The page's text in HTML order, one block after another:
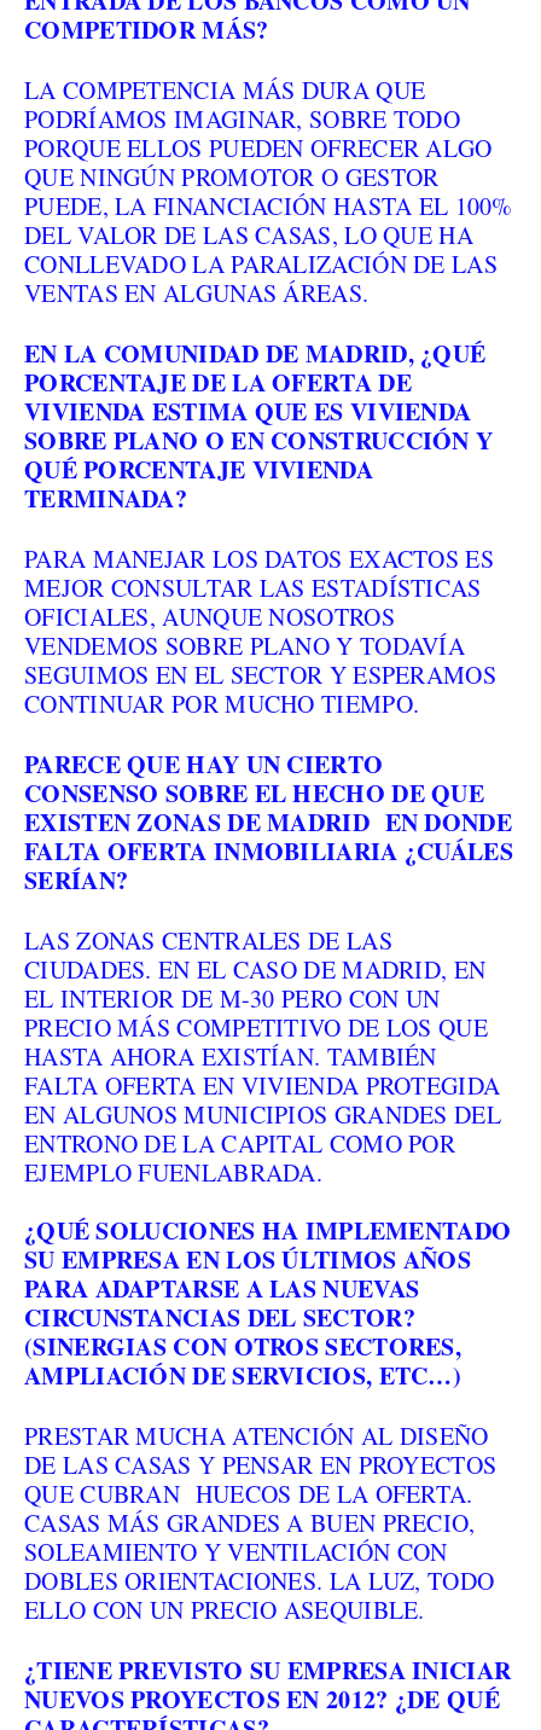
COMPETIDOR MÁS?
LA COMPETENCIA MÁS DURA QUE
PODRÍAMOS IMAGINAR, SOBRE TODO
PORQUE ELLOS PUEDEN OFRECER ALGO
QUE NINGÚN PROMOTOR O GESTOR
PUEDE, LA FINANCIACIÓN HASTA EL 100%
DEL VALOR DE LAS CASAS, LO QUE HA
CONLLEVADO LA PARALIZACIÓN DE LAS
VENTAS EN ALGUNAS ÁREAS.
EN LA COMUNIDAD DE MADRID, ¿QUÉ
PORCENTAJE DE LA OFERTA DE
VIVIENDA ESTIMA QUE ES VIVIENDA
SOBRE PLANO O EN CONSTRUCCIÓN Y
QUÉ PORCENTAJE VIVIENDA
TERMINADA?
PARA MANEJAR LOS DATOS EXACTOS ES
MEJOR CONSULTAR LAS ESTADÍSTICAS
OFICIALES, AUNQUE NOSOTROS
VENDEMOS SOBRE PLANO Y TODAVÍA
SEGUIMOS EN EL SECTOR Y ESPERAMOS
CONTINUAR POR MUCHO TIEMPO.
PARECE QUE HAY UN CIERTO
CONSENSO SOBRE EL HECHO DE QUE
EXISTEN ZONAS DE MADRID EN DONDE
FALTA OFERTA INMOBILIARIA ¿CUÁLES
SERÍAN?
LAS ZONAS CENTRALES DE LAS
CIUDADES. EN EL CASO DE MADRID, EN
EL INTERIOR DE M-30 PERO CON UN
PRECIO MÁS COMPETITIVO DE LOS QUE
HASTA AHORA EXISTÍAN. TAMBIÉN
FALTA OFERTA EN VIVIENDA PROTEGIDA
EN ALGUNOS MUNICIPIOS GRANDES DEL
ENTRONO DE LA CAPITAL COMO POR
EJEMPLO FUENLABRADA.
¿QUÉ SOLUCIONES HA IMPLEMENTADO
SU EMPRESA EN LOS ÚLTIMOS AÑOS
PARA ADAPTARSE A LAS NUEVAS
CIRCUNSTANCIAS DEL SECTOR?
(SINERGIAS CON OTROS SECTORES,
AMPLIACIÓN DE SERVICIOS, ETC…)
PRESTAR MUCHA ATENCIÓN AL DISEÑO
DE LAS CASAS Y PENSAR EN PROYECTOS
QUE CUBRAN HUECOS DE LA OFERTA.
CASAS MÁS GRANDES A BUEN PRECIO,
SOLEAMIENTO Y VENTILACIÓN CON
DOBLES ORIENTACIONES. LA LUZ, TODO
ELLO CON UN PRECIO ASEQUIBLE.
¿TIENE PREVISTO SU EMPRESA INICIAR
NUEVOS PROYECTOS EN 2012? ¿DE QUÉ